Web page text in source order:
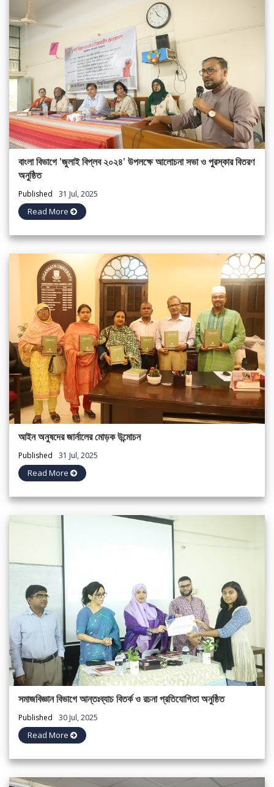
বাংলা বিভাগে 'জুলাই বিপ্লব ২০২৪' উপলক্ষে আলোচনা সভা ও পুরস্কার বিতরণ
অনুষ্ঠিত
Published 31 Jul, 2025
Read More
আইন অনুষদের জার্নালের মোড়ক উন্মোচন
Published 31 Jul, 2025
Read More
সমাজবিজ্ঞান বিভাগে আন্তঃব্যাচ বিতর্ক ও রচনা প্রতিযোগিতা অনুষ্ঠিত
Published 30 Jul, 2025
Read More